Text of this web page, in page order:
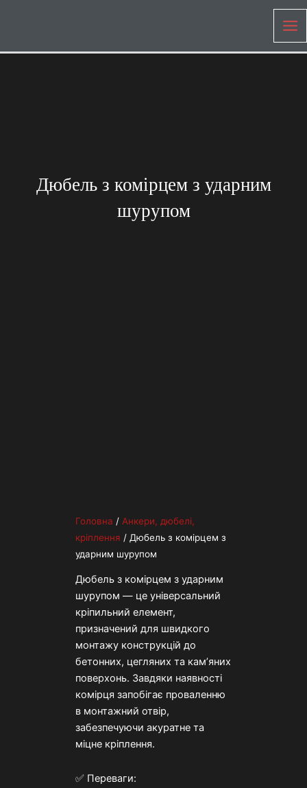
Дюбель з комірцем з ударним
шурупом
Головна / Анкери, дюбелі,
кріплення / Дюбель з комірцем з
ударним шурупом
Дюбель з комірцем з ударним
шурупом — це універсальний
кріпильний елемент,
призначений для швидкого
монтажу конструкцій до
бетонних, цегляних та кам’яних
поверхонь. Завдяки наявності
комірця запобігає проваленню
в монтажний отвір,
забезпечуючи акуратне та
міцне кріплення.
✅ Переваги: